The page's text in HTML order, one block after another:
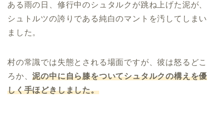
ある雨の日、修行中のシュタルクが跳ね上げた泥が、
シュトルツの誇りである純白のマントを汚してしまい
ました。
村の常識では失態とされる場面ですが、彼は怒るどこ
ろか、泥の中に自ら膝をついてシュタルクの構えを優
しく手ほどきしました。